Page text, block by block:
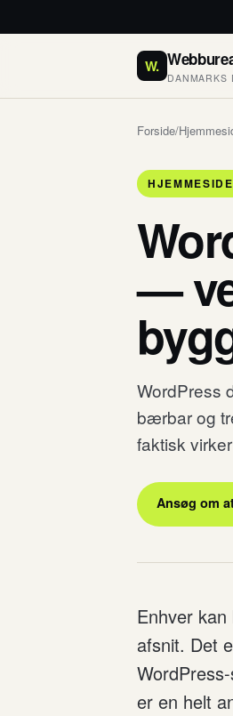
W.
DANMARKS
Forside/
—
WordPress
bærbar og
faktisk
Ansøg om
Enhver
afsnit. Det
er en helt